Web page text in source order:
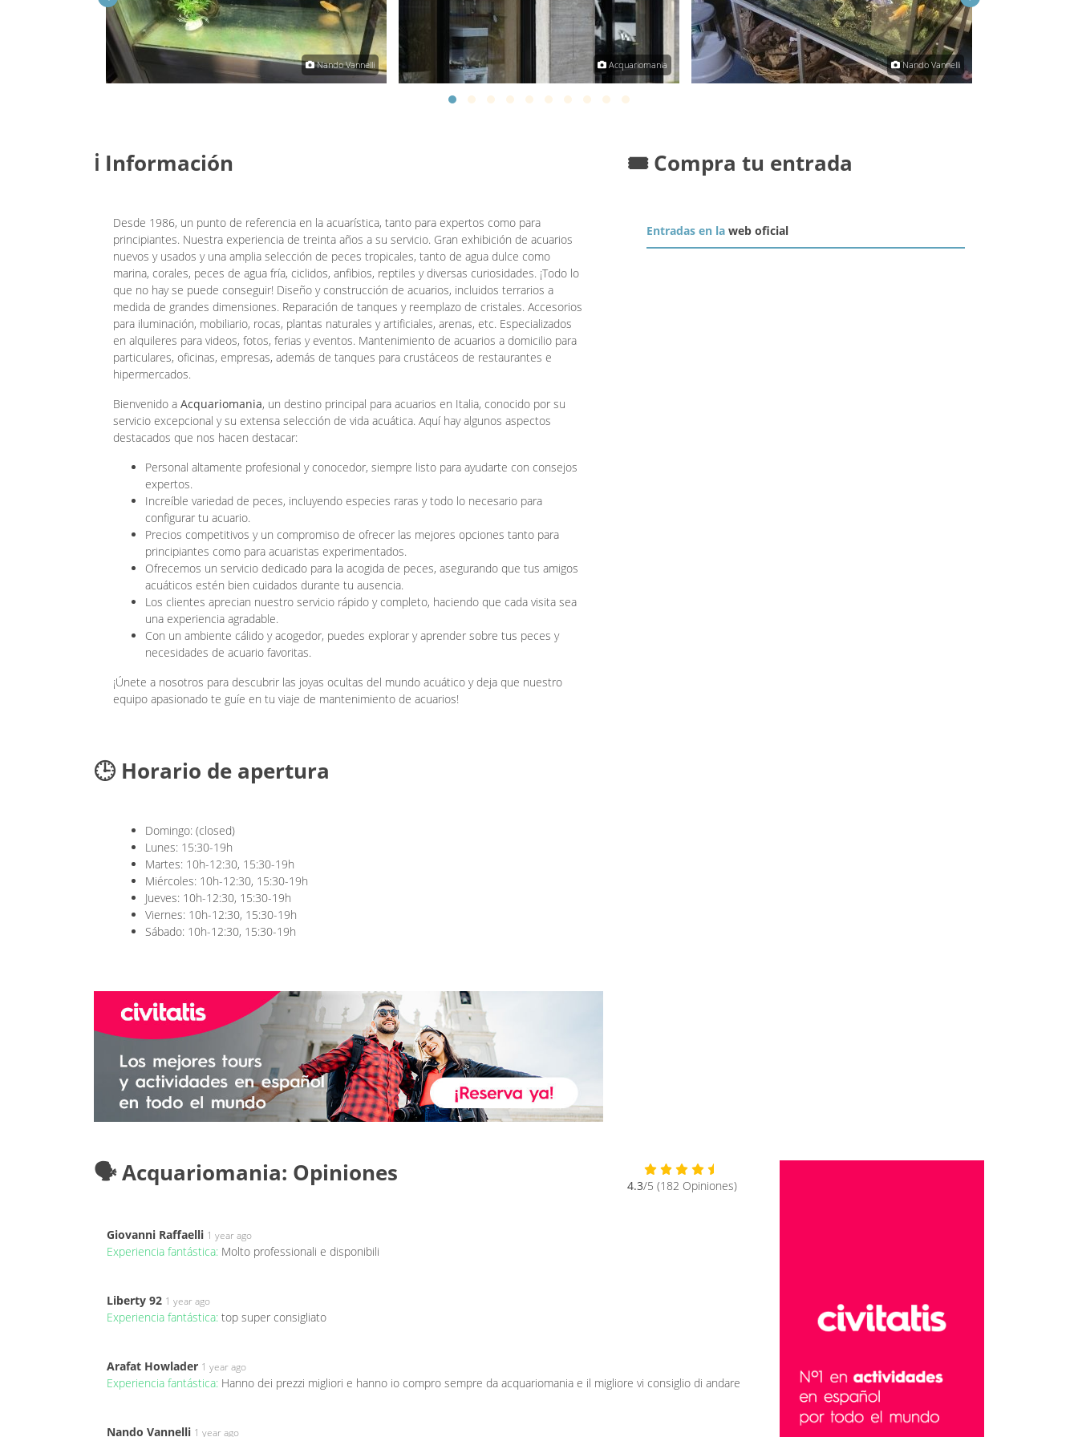
Nando Vannelli Acquariomania Nando Vannelli
ℹ️ Información
Desde 1986, un punto de referencia en la acuarística, tanto para expertos como para
principiantes. Nuestra experiencia de treinta años a su servicio. Gran exhibición de acuarios
nuevos y usados y una amplia selección de peces tropicales, tanto de agua dulce como
marina, corales, peces de agua fría, ciclidos, anfibios, reptiles y diversas curiosidades. ¡Todo lo
que no hay se puede conseguir! Diseño y construcción de acuarios, incluidos terrarios a
medida de grandes dimensiones. Reparación de tanques y reemplazo de cristales. Accesorios
para iluminación, mobiliario, rocas, plantas naturales y artificiales, arenas, etc. Especializados
en alquileres para videos, fotos, ferias y eventos. Mantenimiento de acuarios a domicilio para
particulares, oficinas, empresas, además de tanques para crustáceos de restaurantes e
hipermercados.
Bienvenido a Acquariomania, un destino principal para acuarios en Italia, conocido por su
servicio excepcional y su extensa selección de vida acuática. Aquí hay algunos aspectos
destacados que nos hacen destacar:
Personal altamente profesional y conocedor, siempre listo para ayudarte con consejos
expertos.
Increíble variedad de peces, incluyendo especies raras y todo lo necesario para
configurar tu acuario.
Precios competitivos y un compromiso de ofrecer las mejores opciones tanto para
principiantes como para acuaristas experimentados.
Ofrecemos un servicio dedicado para la acogida de peces, asegurando que tus amigos
acuáticos estén bien cuidados durante tu ausencia.
Los clientes aprecian nuestro servicio rápido y completo, haciendo que cada visita sea
una experiencia agradable.
Con un ambiente cálido y acogedor, puedes explorar y aprender sobre tus peces y
necesidades de acuario favoritas.
¡Únete a nosotros para descubrir las joyas ocultas del mundo acuático y deja que nuestro
equipo apasionado te guíe en tu viaje de mantenimiento de acuarios!
🕒 Horario de apertura
Domingo: (closed)
Lunes: 15:30-19h
Martes: 10h-12:30, 15:30-19h
Miércoles: 10h-12:30, 15:30-19h
Jueves: 10h-12:30, 15:30-19h
Viernes: 10h-12:30, 15:30-19h
Sábado: 10h-12:30, 15:30-19h
🎟️ Compra tu entrada
Entradas en la web oficial
🗣️ Acquariomania: Opiniones 4.3/5 (182 Opiniones)
Giovanni Raffaelli 1 year ago
Experiencia fantástica: Molto professionali e disponibili
Liberty 92 1 year ago
Experiencia fantástica: top super consigliato
Arafat Howlader 1 year ago
Experiencia fantástica: Hanno dei prezzi migliori e hanno io compro sempre da acquariomania e il migliore vi consiglio di andare
Nando Vannelli 1 year ago